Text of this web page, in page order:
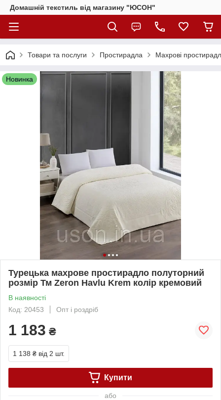
Домашній текстиль від магазину "ЮСОН"
Товари та послуги Простирадла Махрові
Новинка
Турецька махрове простирадло полуторний
розмір Тм Zeron Нavlu Krem колір кремовий
В наявності
Код: 20453
Опт і роздріб
1 183 ₴
1 138 ₴ від 2 шт.
Купити
або